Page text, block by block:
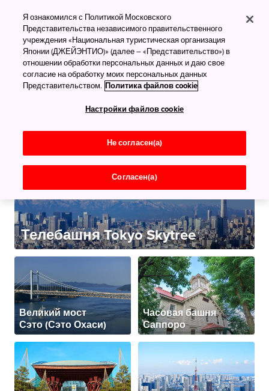
Шедевры
архитектуры
Всё самое лучшее
Телебашня Tokyo Skytree
Великий мост
Сэто (Сэто Охаси)
Часовая башня
Саппоро
Я ознакомился с Политикой Московского
Представительства независимого правительственного
учреждения «Национальная туристическая организация
Японии (ДЖЕЙЭНТИО)» (далее – «Представительство») в
отношении обработки персональных данных и даю свое
согласие на обработку моих персональных данных
Представительством. Политика файлов cookie
Настройки файлов cookie
Не согласен(а)
Согласен(а)